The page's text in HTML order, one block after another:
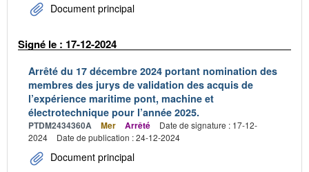
Document principal
Signé le : 17-12-2024
Arrêté du 17 décembre 2024 portant nomination des
membres des jurys de validation des acquis de
l’expérience maritime pont, machine et
électrotechnique pour l’année 2025.
PTDM2434360A Mer Arrêté
Date de signature : 17-12-
2024
Date de publication : 24-12-2024
Document principal